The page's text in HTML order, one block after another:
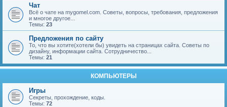
Чат
Всё о чате на mygomel.com. Советы, вопросы, требования, предложения
и многое другое...
Темы: 23
Предложения по сайту
То, что вы хотите(хотели бы) увидеть на страницах сайта. Советы по
дизайну, информации сайта. Сотрудничество...
Темы: 21
КОМПЬЮТЕРЫ
Игры
Секреты, прохождение, коды.
Темы: 72